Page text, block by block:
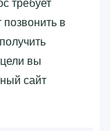
требует
в
вы
сайт